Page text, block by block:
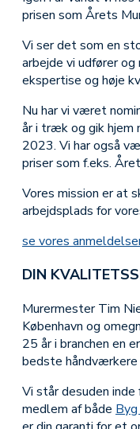
prisen som Årets
Vi ser det som en
arbejde vi udfører
ekspertise og høje
Nu har vi været
år i træk og gik hjem
2023. Vi har også
priser som f.eks.
Vores mission er at
arbejdsplads for
se vores
DIN
Murermester Tim
København og
25 år i branchen en
bedste håndværkere
Vi står desuden
medlem af både Byg